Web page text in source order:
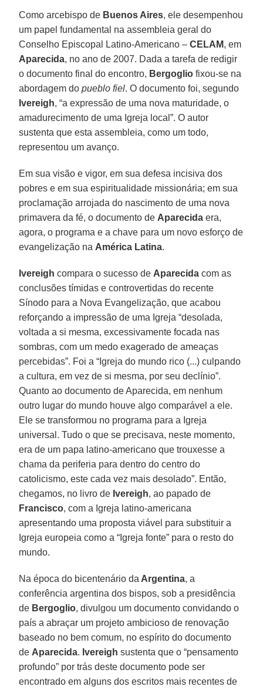
Como arcebispo de Buenos Aires, ele desempenhou
um papel fundamental na assembleia geral do
Conselho Episcopal Latino-Americano –CELAM, em
Aparecida, no ano de 2007. Dada a tarefa de redigir
o documento final do encontro, Bergoglio fixou-se na
abordagem dopueblo fiel. O documento foi, segundo
Ivereigh, “a expressão de uma nova maturidade, o
amadurecimento de uma Igreja local”. O autor
sustenta que esta assembleia, como um todo,
representou um avanço.
Em sua visão e vigor, em sua defesa incisiva dos
pobres e em sua espiritualidade missionária; em sua
proclamação arrojada do nascimento de uma nova
primavera da fé, o documento de Aparecida era,
agora, o programa e a chave para um novo esforço de
evangelização na América Latina.
Ivereigh compara o sucesso de Aparecida com as
conclusões tímidas e controvertidas do recente
Sínodo para a Nova Evangelização, que acabou
reforçando a impressão de uma Igreja “desolada,
voltada a si mesma, excessivamente focada nas
sombras, com um medo exagerado de ameaças
percebidas”. Foi a “Igreja do mundo rico (...) culpando
a cultura, em vez de si mesma, por seu declínio”.
Quanto ao documento de Aparecida, em nenhum
outro lugar do mundo houve algo comparável a ele.
Ele se transformou no programa para a Igreja
universal. Tudo o que se precisava, neste momento,
era de um papa latino-americano que trouxesse a
chama da periferia para dentro do centro do
catolicismo, este cada vez mais desolado”. Então,
chegamos, no livro de Ivereigh, ao papado de
Francisco, com a Igreja latino-americana
apresentando uma proposta viável para substituir a
Igreja europeia como a “Igreja fonte” para o resto do
mundo.
Na época do bicentenário da Argentina, a
conferência argentina dos bispos, sob a presidência
de Bergoglio, divulgou um documento convidando o
país a abraçar um projeto ambicioso de renovação
baseado no bem comum, no espírito do documento
de Aparecida. Ivereigh sustenta que o “pensamento
profundo” por trás deste documento pode ser
encontrado em alguns dos escritos mais recentes de